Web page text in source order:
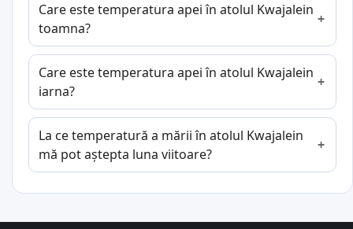
Care este temperatura apei în atolul Kwajalein
toamna?
Care este temperatura apei în atolul Kwajalein
iarna?
La ce temperatură a mării în atolul Kwajalein
mă pot aștepta luna viitoare?